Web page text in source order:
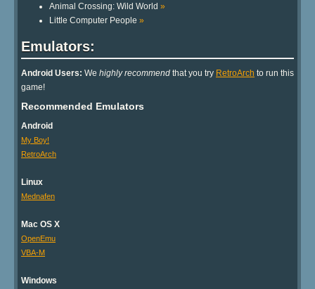
Animal Crossing: Wild World »
Little Computer People »
Emulators:
Android Users: We highly recommend that you try RetroArch to run this
game!
Recommended Emulators
Android
My Boy!
RetroArch
Linux
Mednafen
Mac OS X
OpenEmu
VBA-M
Windows